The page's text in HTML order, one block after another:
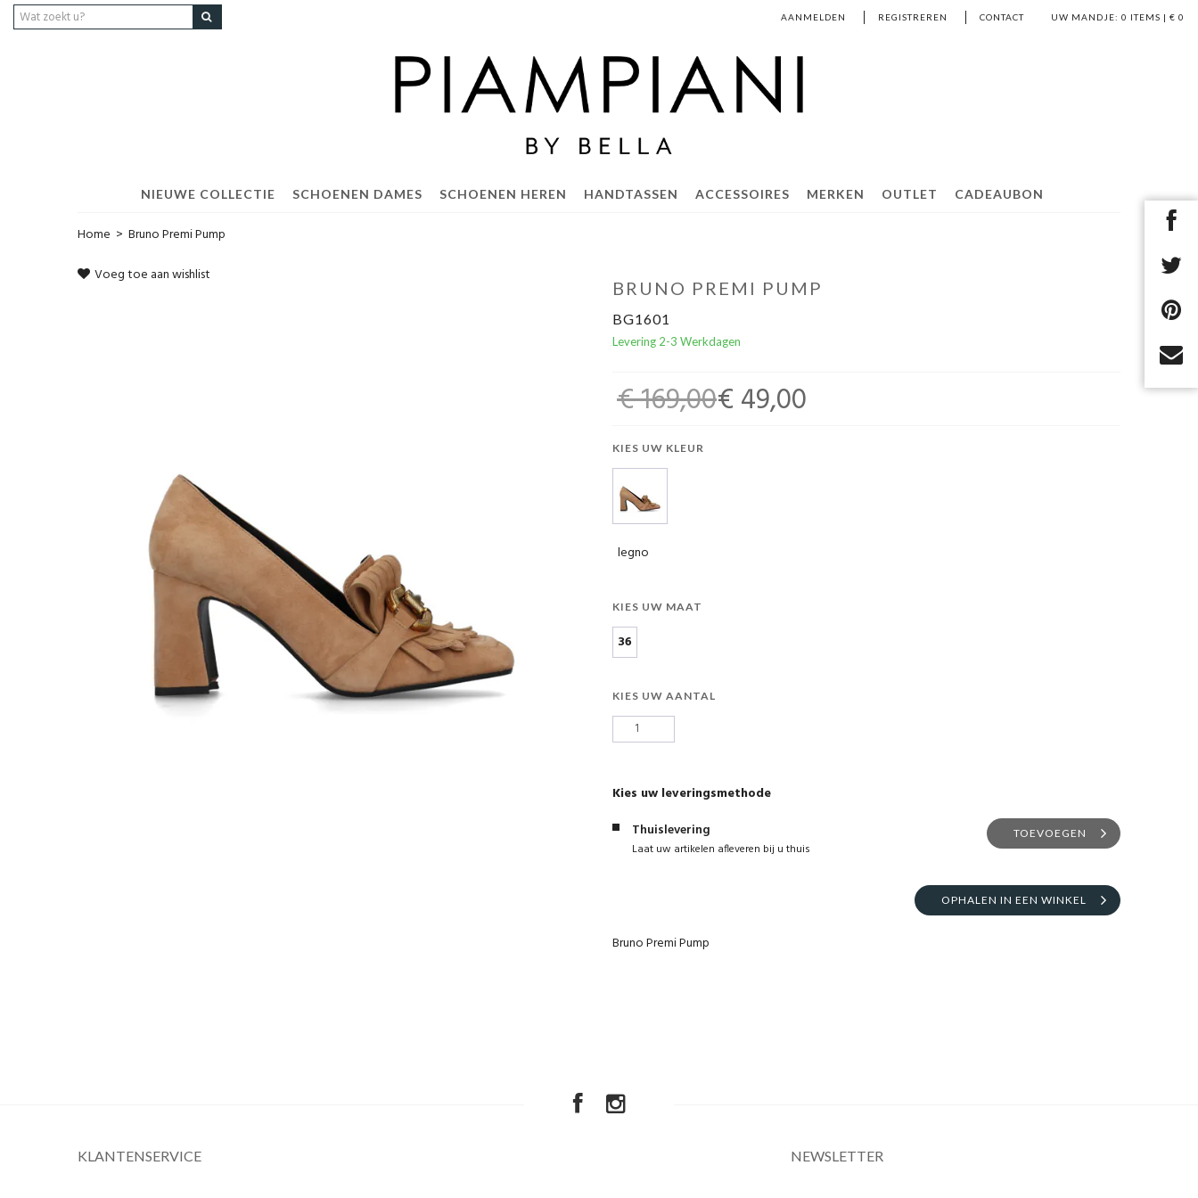
UW MANDJE: 0 ITEMS | € 0
AANMELDEN REGISTREREN CONTACT
NIEUWE COLLECTIE SCHOENEN DAMES SCHOENEN HEREN HANDTASSEN ACCESSOIRES MERKEN OUTLET CADEAUBON
Home > Bruno Premi Pump
Voeg toe aan wishlist
BRUNO PREMI PUMP
BG1601
Levering 2-3 Werkdagen
€ 169,00€ 49,00
KIES UW KLEUR
legno
KIES UW MAAT
36
KIES UW AANTAL
Kies uw leveringsmethode
Thuislevering
Laat uw artikelen afleveren bij u thuis
TOEVOEGEN
OPHALEN IN EEN WINKEL
Bruno Premi Pump
KLANTENSERVICE NEWSLETTER